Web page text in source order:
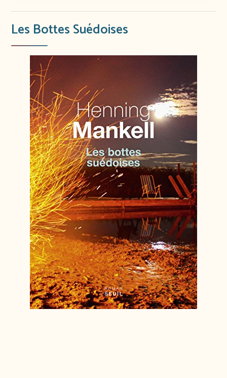
Les Bottes Suédoises